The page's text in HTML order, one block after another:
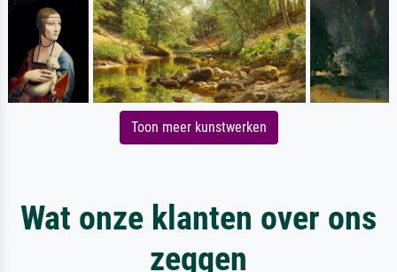
Toon meer kunstwerken
Wat onze klanten over ons
zeggen